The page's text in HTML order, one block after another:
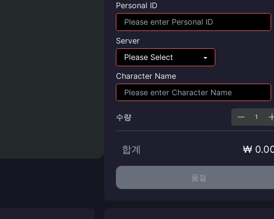
Personal ID
Server
Character Name
수량
합계 ₩
품절